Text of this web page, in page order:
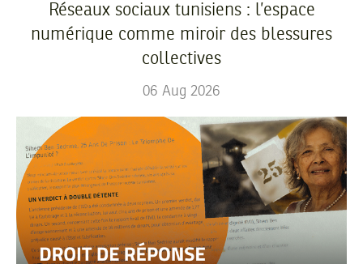
Réseaux sociaux tunisiens : l’espace
numérique comme miroir des blessures
collectives
06 Aug 2026